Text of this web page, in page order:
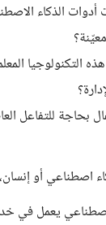
الذكاء
التكنولوجيا
بحاجة للتفاعل
اصطناعي أو
يعمل في